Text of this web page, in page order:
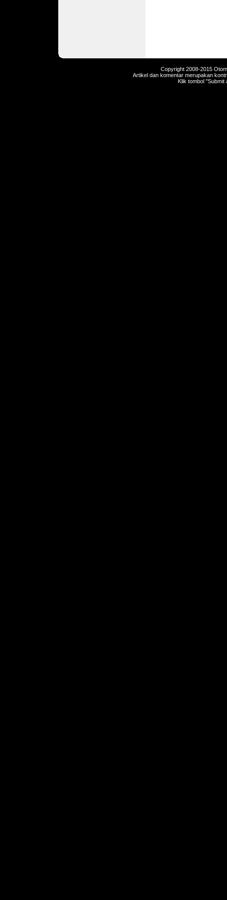
Copyright 2008-2015
Artikel dan komentar merupakan
Klik tombol